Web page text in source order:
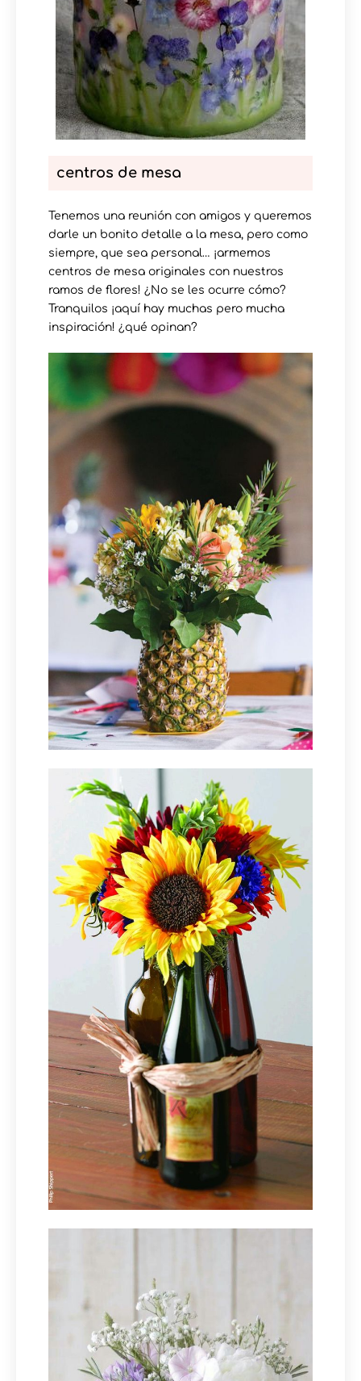
centros de mesa
Tenemos una reunión con amigos y queremos
darle un bonito detalle a la mesa, pero como
siempre, que sea personal… ¡armemos
centros de mesa originales con nuestros
ramos de flores! ¿No se les ocurre cómo?
Tranquilos ¡aquí hay muchas pero mucha
inspiración! ¿qué opinan?